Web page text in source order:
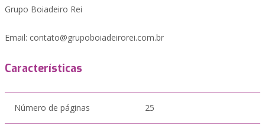
Grupo Boiadeiro Rei
Email: contato@grupoboiadeirorei.com.br
Características
Número de páginas 25